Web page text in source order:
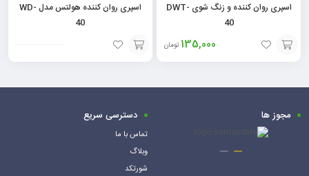
اسپری روان کننده و زنگ شوی DWT-
40
135,000 تومان
افزودن
به
اسپری روان کننده هولتس مدل WD-
40
افزودن
به
مجوز ها دسترسی سریع
تماس با ما
وبلاگ
شورتکد